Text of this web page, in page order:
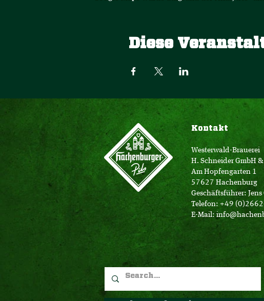
Diese
Kontakt
Westerwald-Brauerei
H. Schneider GmbH &
Am Hopfengarten 1
57627 Hachenburg
Geschäftsführer: Jens
Telefon: +49
E-Mail: